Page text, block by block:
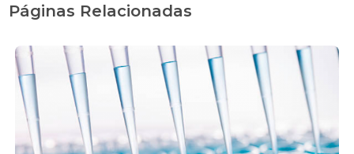
Páginas Relacionadas